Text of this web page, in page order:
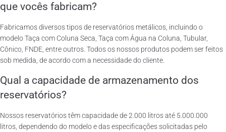
que vocês fabricam?
Fabricamos diversos tipos de reservatórios metálicos, incluindo o
modelo Taça com Coluna Seca, Taça com Água na Coluna, Tubular,
Cônico, FNDE, entre outros. Todos os nossos produtos podem ser feitos
sob medida, de acordo com a necessidade do cliente.
Qual a capacidade de armazenamento dos
reservatórios?
Nossos reservatórios têm capacidade de 2.000 litros até 5.000.000
litros, dependendo do modelo e das especificações solicitadas pelo